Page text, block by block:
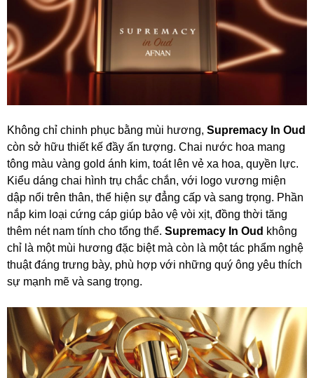
Không chỉ chinh phục bằng mùi hương, Supremacy In Oud
còn sở hữu thiết kế đầy ấn tượng. Chai nước hoa mang
tông màu vàng gold ánh kim, toát lên vẻ xa hoa, quyền lực.
Kiểu dáng chai hình trụ chắc chắn, với logo vương miện
dập nổi trên thân, thể hiện sự đẳng cấp và sang trọng. Phần
nắp kim loại cứng cáp giúp bảo vệ vòi xịt, đồng thời tăng
thêm nét nam tính cho tổng thể. Supremacy In Oud không
chỉ là một mùi hương đặc biệt mà còn là một tác phẩm nghệ
thuật đáng trưng bày, phù hợp với những quý ông yêu thích
sự mạnh mẽ và sang trọng.